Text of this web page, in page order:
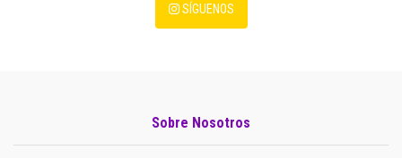
SÍGUENOS
Sobre Nosotros